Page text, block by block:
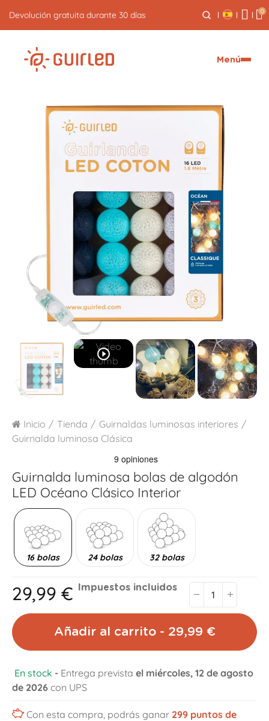
Envío exprés gratuito a partir de 59€
0
Menú
play_circle_outline
Inicio Tienda
Guirnaldas luminosas interiores
Guirnalda luminosa Clásica
Guirnalda luminosa bolas de algodón
LED Océano Clásico Interior
16 bolas 24 bolas 32 bolas
29,99 € Impuestos incluidos
Añadir al carrito - 29,99 €
En stock - Entrega prevista el miércoles, 12 de agosto
de 2026 con UPS
Con esta compra, podrás ganar 299puntos de